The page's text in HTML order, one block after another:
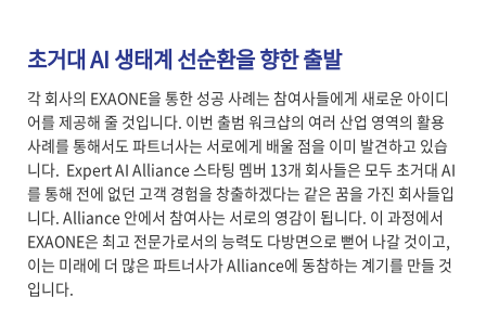
초거대 AI 생태계 선순환을 향한 출발
각 회사의 EXAONE을 통한 성공 사례는 참여사들에게 새로운 아이디
어를 제공해 줄 것입니다. 이번 출범 워크샵의 여러 산업 영역의 활용
사례를 통해서도 파트너사는 서로에게 배울 점을 이미 발견하고 있습
니다. Expert AI Alliance 스타팅 멤버 13개 회사들은 모두 초거대 AI
를 통해 전에 없던 고객 경험을 창출하겠다는 같은 꿈을 가진 회사들입
니다. Alliance 안에서 참여사는 서로의 영감이 됩니다. 이 과정에서
EXAONE은 최고 전문가로서의 능력도 다방면으로 뻗어 나갈 것이고,
이는 미래에 더 많은 파트너사가 Alliance에 동참하는 계기를 만들 것
입니다.